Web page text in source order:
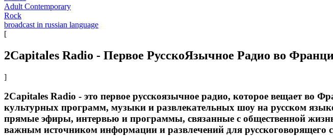
Adult Contemporary
Rock
broadcast in russian language
[
2Capitales Radio - Первое РусскоЯзычное Радио во
]
2Capitales Radio - это первое русскоязычное радио, которое вещает во
культурных программ, музыки и развлекательных шоу на русском
прямые эфиры, интервью и программы, связанные с общественной
важным источником информации и развлечений для русскоговорящего